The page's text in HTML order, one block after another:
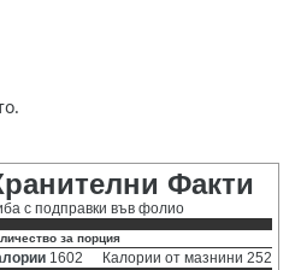
Факти
с подправки във фолио
за порция
1602
Калории от мазнини 252